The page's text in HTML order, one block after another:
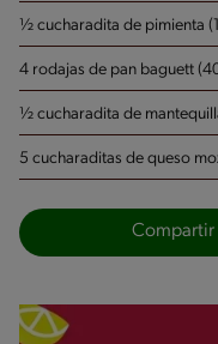
½ cucharadita de pimienta
4 rodajas de pan baguett
½ cucharadita de
5 cucharaditas de queso
Compartir